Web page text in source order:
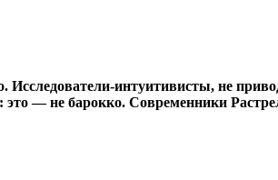
Исследователи-интуитивисты, не
— не барокко. Современники